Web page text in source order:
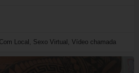
Local, Sexo Virtual, Vídeo chamada